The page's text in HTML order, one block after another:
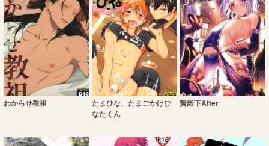
わからせ教祖
たまひな、たまごかけひ
なたくん
贄殿下After